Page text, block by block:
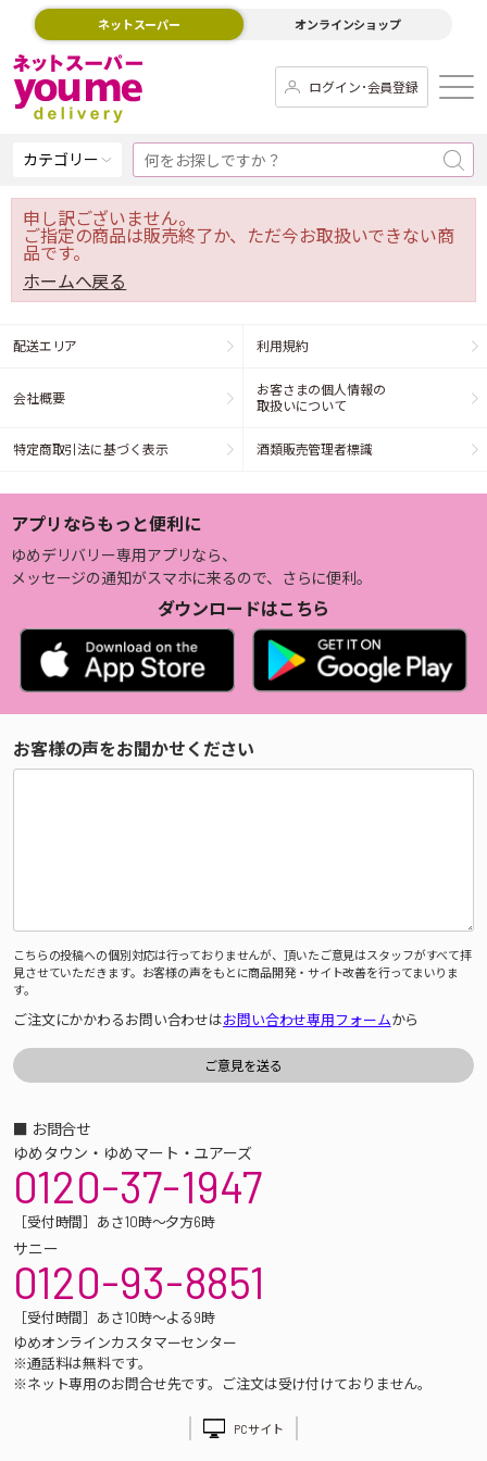
ネットスーパー オンラインショップ
ログイン･会員登録
カテゴリー
申し訳ございません。
ご指定の商品は販売終了か、ただ今お取扱いできない商
品です。
ホームへ戻る
配送エリア 利用規約
会社概要
お客さまの個人情報の
取扱いについて
特定商取引法に基づく表示 酒類販売管理者標識
アプリならもっと便利に
ゆめデリバリー専用アプリなら、
メッセージの通知がスマホに来るので、さらに便利。
ダウンロードはこちら
お客様の声をお聞かせください
こちらの投稿への個別対応は行っておりませんが、頂いたご意見はスタッフがすべて拝
見させていただきます。お客様の声をもとに商品開発・サイト改善を行ってまいりま
す。
ご注文にかかわるお問い合わせはお問い合わせ専用フォームから
■ お問合せ
ゆめタウン・ゆめマート・ユアーズ
0120-37-1947
［受付時間］あさ10時～夕方6時
サニー
0120-93-8851
［受付時間］あさ10時～よる9時
ゆめオンラインカスタマーセンター
※通話料は無料です。
※ネット専用のお問合せ先です。ご注文は受け付けておりません。
PCサイト